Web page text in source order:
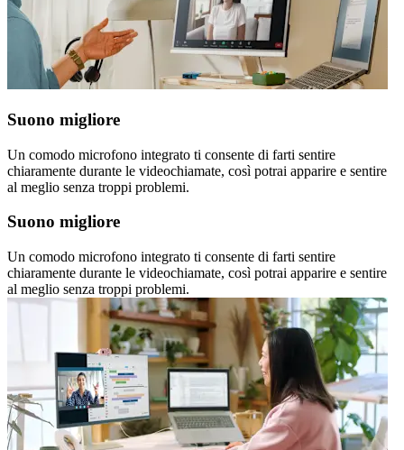
Suono migliore
Un comodo microfono integrato ti consente di farti sentire
chiaramente durante le videochiamate, così potrai apparire e sentire
al meglio senza troppi problemi.
Suono migliore
Un comodo microfono integrato ti consente di farti sentire
chiaramente durante le videochiamate, così potrai apparire e sentire
al meglio senza troppi problemi.